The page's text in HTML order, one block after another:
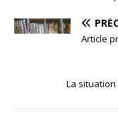
Article
La